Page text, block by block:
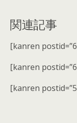
関連記事
[kanren
[kanren
[kanren